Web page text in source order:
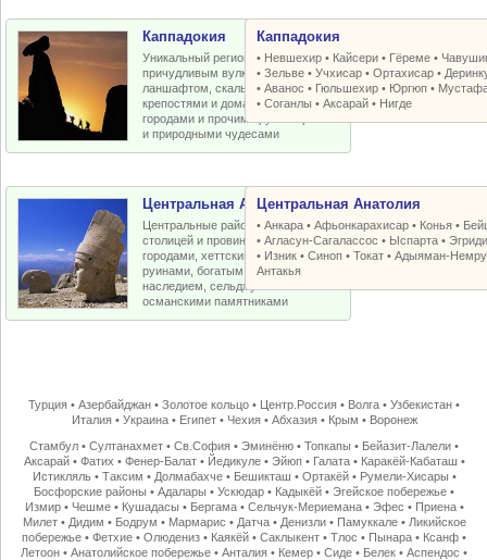
Каппадокия
Уникальный регион Турции с
причудливым вулканическим
ланшафтом, скальными церквями,
крепостями и домами, пещерными
городами и прочими рукотворными
и природными чудесами
Каппадокия
• Невшехир • Кайсери • Гёреме •
•Зельве •Учхисар •Ортахисар •
•Аванос • Гюльшехир • Юргюп •
•Соганлы •Аксарай • Нигде
Центральная Анатолия
Центральные районы Турции со
столицей и провинциальными
городами, хеттскими и античными
руинами, богатым византийским
наследием, сельджукскими и
османскими памятниками
Центральная Анатолия
•Анкара •Афьонкарахисар • Конья •
•Агласун-Сагалассос • Ыспарта •
• Изник •Синоп •Токат •Адыяман-
Антакья
Турция •Азербайджан •Золотое кольцо • Центр.Россия • Волга •Узбекистан •
Италия• Украина• Египет• Чехия• Абхазия• Крым • Воронеж
Стамбул •Султанахмет •Св.София •Эминёню •Топкапы • Бейазит-Лалели •
Аксарай• Фатих • Фенер-Балат• Йедикуле• Эйюп• Галата• Каракёй-Кабаташ •
Истикляль• Таксим • Долмабахче• Бешикташ • Ортакёй• Румели-Хисары •
Босфорские районы •Адалары •Ускюдар • Кадыкёй •Эгейское побережье •
Измир• Чешме• Кушадасы • Бергама• Сельчук-Мериемана• Эфес • Приена•
Милет• Дидим • Бодрум • Мармарис • Датча• Денизли• Памуккале• Ликийское
побережье •Фетхие •Олюдениз • Каякёй •Саклыкент •Тлос • Пынара • Ксанф •
Летоон •Анатолийское побережье •Анталия • Кемер •Сиде • Белек •Аспендос •